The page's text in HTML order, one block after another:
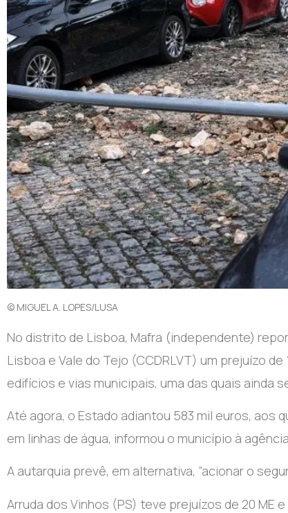
© MIGUEL A. LOPES/LUSA
No distrito de Lisboa, Mafra (independente)
Lisboa e Vale do Tejo (CCDRLVT) um prejuízo
edifícios e vias municipais, uma das quais ainda
Até agora, o Estado adiantou 583 mil euros, aos
em linhas de água, informou o município à
A autarquia prevê, em alternativa, “acionar o
Arruda dos Vinhos (PS) teve prejuízos de 20 ME